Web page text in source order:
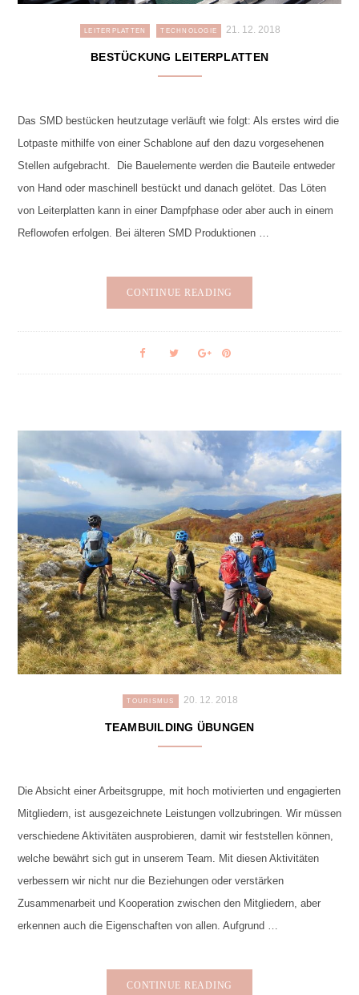
LEITERPLATTEN TECHNOLOGIE 21. 12. 2018
BESTÜCKUNG LEITERPLATTEN
Das SMD bestücken heutzutage verläuft wie folgt: Als erstes wird die
Lotpaste mithilfe von einer Schablone auf den dazu vorgesehenen
Stellen aufgebracht. Die Bauelemente werden die Bauteile entweder
von Hand oder maschinell bestückt und danach gelötet. Das Löten
von Leiterplatten kann in einer Dampfphase oder aber auch in einem
Reflowofen erfolgen. Bei älteren SMD Produktionen …
CONTINUE READING
TOURISMUS 20. 12. 2018
TEAMBUILDING ÜBUNGEN
Die Absicht einer Arbeitsgruppe, mit hoch motivierten und engagierten
Mitgliedern, ist ausgezeichnete Leistungen vollzubringen. Wir müssen
verschiedene Aktivitäten ausprobieren, damit wir feststellen können,
welche bewährt sich gut in unserem Team. Mit diesen Aktivitäten
verbessern wir nicht nur die Beziehungen oder verstärken
Zusammenarbeit und Kooperation zwischen den Mitgliedern, aber
erkennen auch die Eigenschaften von allen. Aufgrund …
CONTINUE READING